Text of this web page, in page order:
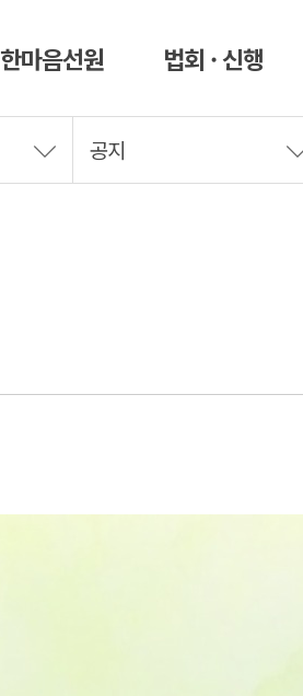
한마음선원 법회 · 신행
공지